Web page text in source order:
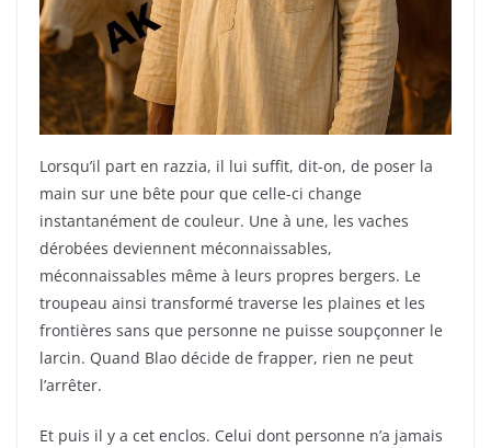
Lorsqu’il part en razzia, il lui suffit, dit-on, de poser la
main sur une bête pour que celle-ci change
instantanément de couleur. Une à une, les vaches
dérobées deviennent méconnaissables,
méconnaissables même à leurs propres bergers. Le
troupeau ainsi transformé traverse les plaines et les
frontières sans que personne ne puisse soupçonner le
larcin. Quand Blao décide de frapper, rien ne peut
l’arrêter.
Et puis il y a cet enclos. Celui dont personne n’a jamais